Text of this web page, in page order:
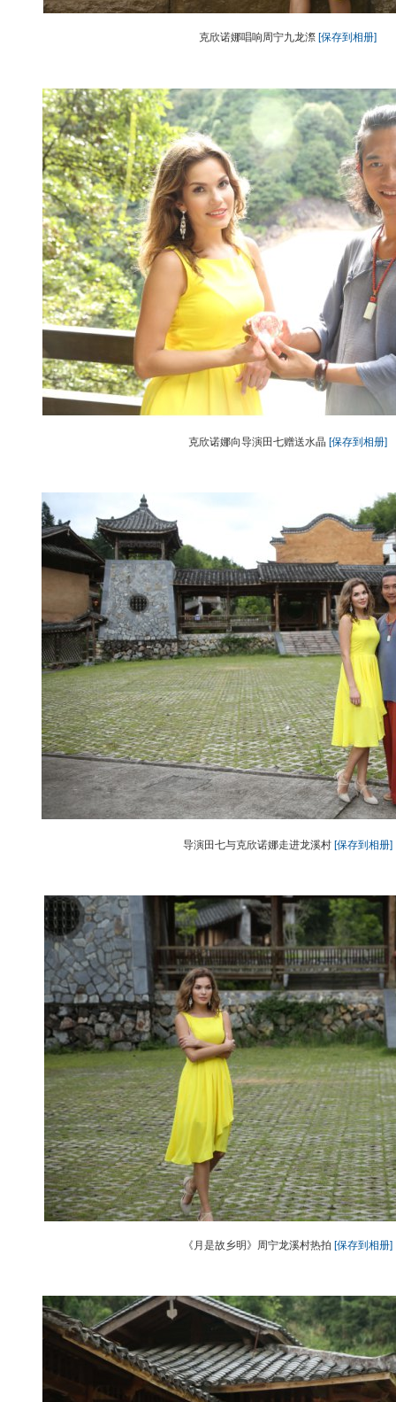
克欣诺娜唱响周宁九龙漈 [保存到相册]
克欣诺娜向导演田七赠送水晶 [保存到相册]
导演田七与克欣诺娜走进龙溪村 [保存到相册]
《月是故乡明》周宁龙溪村热拍 [保存到相册]